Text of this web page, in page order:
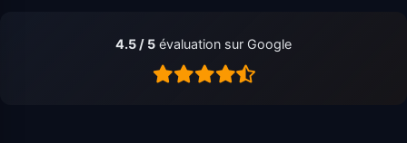
4.5 / 5 évaluation sur Google